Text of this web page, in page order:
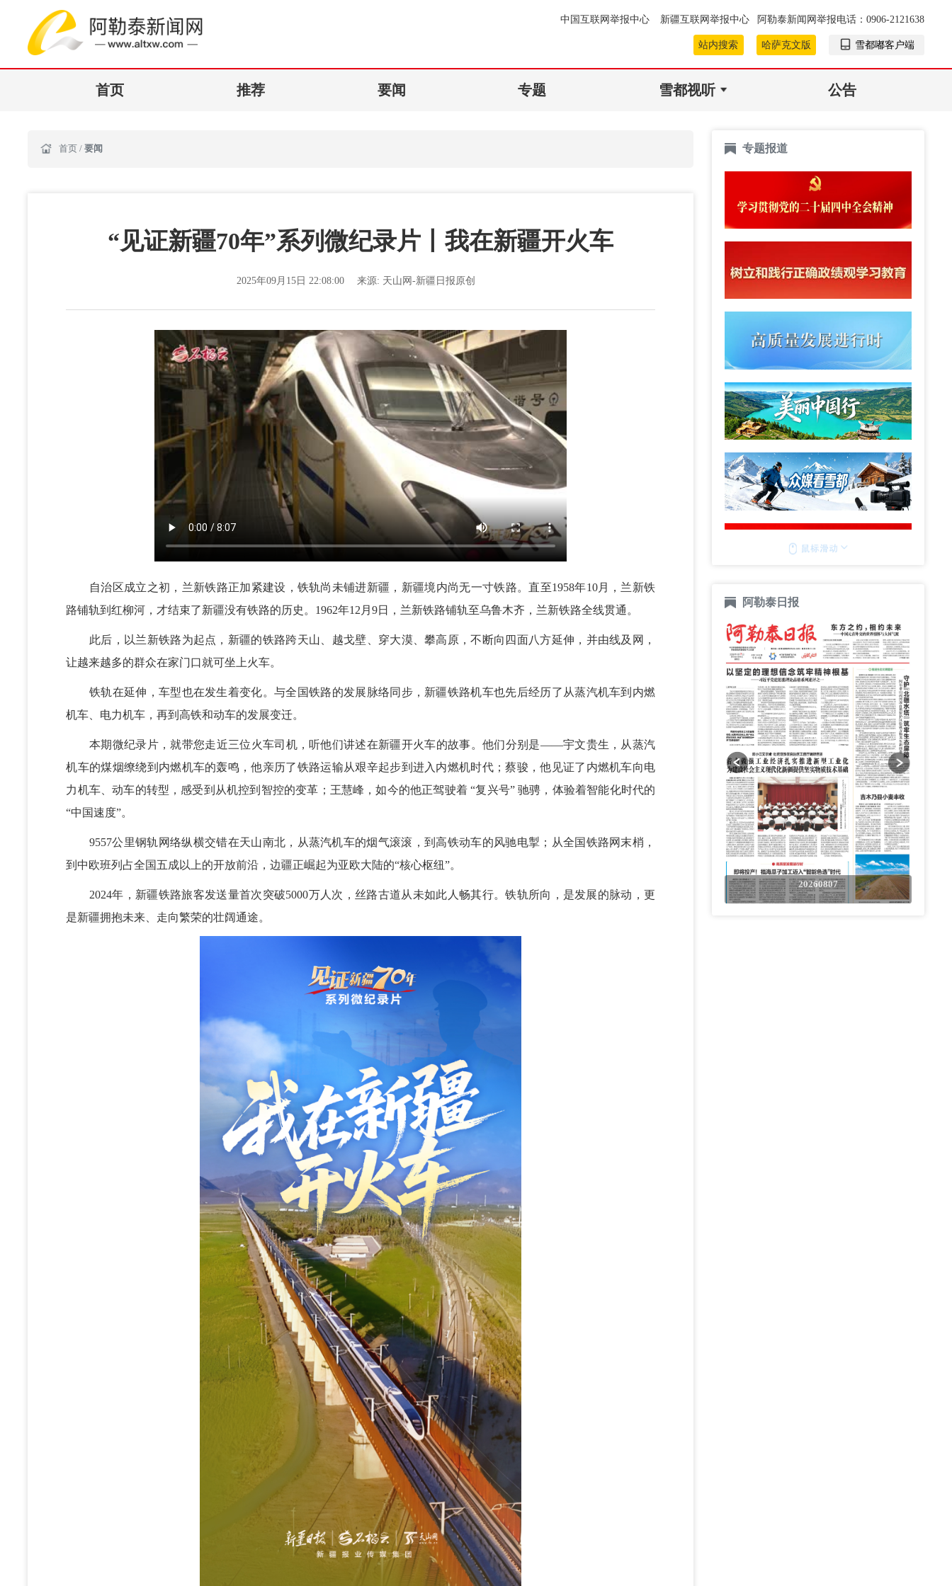
中国互联网举报中心 新疆互联网举报中心 阿勒泰新闻网举报电话：0906-2121638
站内搜索 哈萨克文版 雪都嘟客户端
首页 推荐 要闻 专题 雪都视听 公告
首页 / 要闻
“见证新疆70年”系列微纪录片丨我在新疆开火车
2025年09月15日 22:08:00 来源: 天山网-新疆日报原创
自治区成立之初，兰新铁路正加紧建设，铁轨尚未铺进新疆，新疆境内尚无一寸铁路。直至1958年10月，兰新铁
路铺轨到红柳河，才结束了新疆没有铁路的历史。1962年12月9日，兰新铁路铺轨至乌鲁木齐，兰新铁路全线贯通。
此后，以兰新铁路为起点，新疆的铁路跨天山、越戈壁、穿大漠、攀高原，不断向四面八方延伸，并由线及网，
让越来越多的群众在家门口就可坐上火车。
铁轨在延伸，车型也在发生着变化。与全国铁路的发展脉络同步，新疆铁路机车也先后经历了从蒸汽机车到内燃
机车、电力机车，再到高铁和动车的发展变迁。
本期微纪录片，就带您走近三位火车司机，听他们讲述在新疆开火车的故事。他们分别是——宇文贵生，从蒸汽
机车的煤烟缭绕到内燃机车的轰鸣，他亲历了铁路运输从艰辛起步到进入内燃机时代；蔡骏，他见证了内燃机车向电
力机车、动车的转型，感受到从机控到智控的变革；王慧峰，如今的他正驾驶着 “复兴号” 驰骋，体验着智能化时代的
“中国速度”。
9557公里钢轨网络纵横交错在天山南北，从蒸汽机车的烟气滚滚，到高铁动车的风驰电掣；从全国铁路网末梢，
到中欧班列占全国五成以上的开放前沿，边疆正崛起为亚欧大陆的“核心枢纽”。
2024年，新疆铁路旅客发送量首次突破5000万人次，丝路古道从未如此人畅其行。铁轨所向，是发展的脉动，更
是新疆拥抱未来、走向繁荣的壮阔通途。
专题报道
阿勒泰日报
20260807